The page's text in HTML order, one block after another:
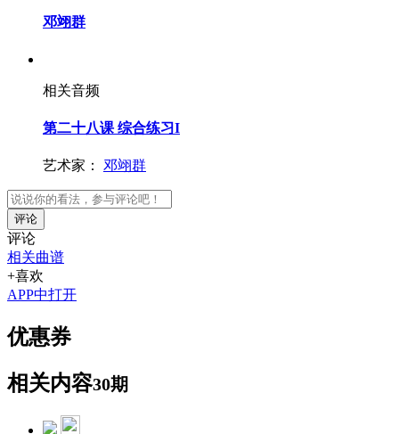
邓翊群
相关音频
第二十八课 综合练习I
艺术家： 邓翊群
评论
评论
相关曲谱
+喜欢
APP中打开
优惠券
相关内容30期